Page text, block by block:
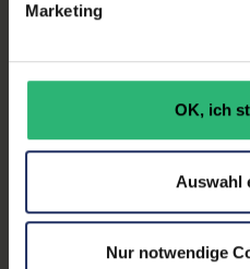
Marketing
OK, ich
Auswahl
Nur notwendige
Produktschlüssel (Der
dem Gehäuse oder die
Maße (LxBxH):
Gewicht: